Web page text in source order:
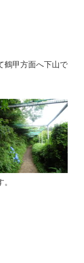
鶴甲方面へ下山で